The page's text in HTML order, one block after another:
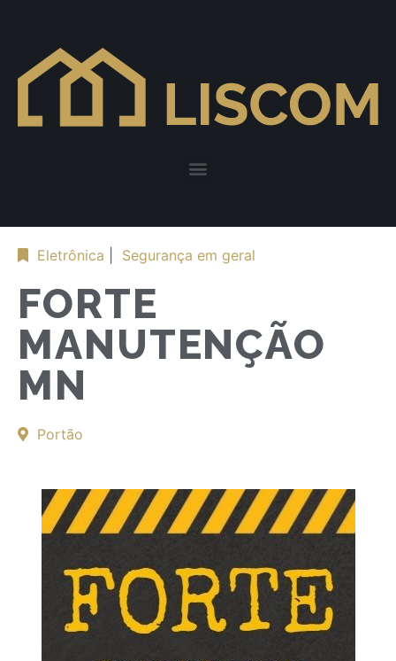
Eletrônica Segurança em geral
FORTE
MANUTENÇÃO
MN
Portão